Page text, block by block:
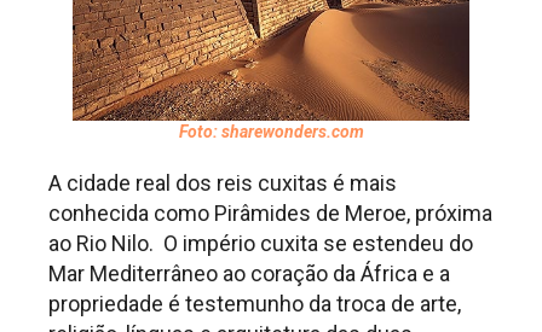
Foto: sharewonders.com
A cidade real dos reis cuxitas é mais
conhecida como Pirâmides de Meroe, próxima
ao Rio Nilo. O império cuxita se estendeu do
Mar Mediterrâneo ao coração da África e a
propriedade é testemunho da troca de arte,